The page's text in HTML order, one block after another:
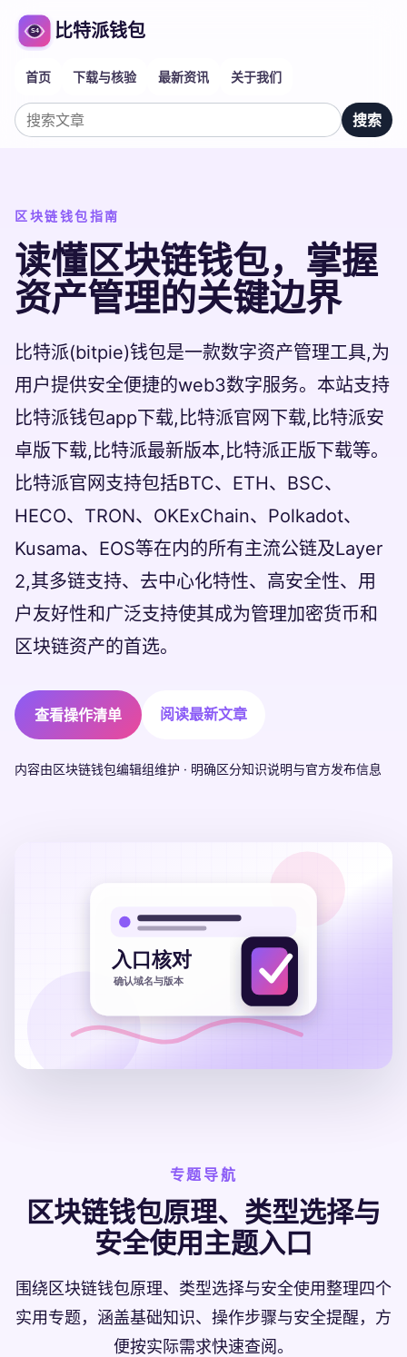
比特派钱包
首页 下载与核验 最新资讯 关于我们
搜索文章
搜索
区块链钱包指南
读懂区块链钱包，掌握
资产管理的关键边界
比特派(bitpie)钱包是一款数字资产管理工具,为
用户提供安全便捷的web3数字服务。本站支持
比特派钱包app下载,比特派官网下载,比特派安
卓版下载,比特派最新版本,比特派正版下载等。
比特派官网支持包括BTC、ETH、BSC、
HECO、TRON、OKExChain、Polkadot、
Kusama、EOS等在内的所有主流公链及Layer
2,其多链支持、去中心化特性、高安全性、用
户友好性和广泛支持使其成为管理加密货币和
区块链资产的首选。
查看操作清单 阅读最新文章
内容由区块链钱包编辑组维护 · 明确区分知识说明与官方发布信息
专题导航
区块链钱包原理、类型选择与
安全使用主题入口
围绕区块链钱包原理、类型选择与安全使用整理四个
实用专题，涵盖基础知识、操作步骤与安全提醒，方
便按实际需求快速查阅。